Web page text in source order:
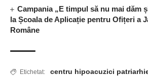
Campania „E timpul să nu mai dăm
la Școala de Aplicație pentru Ofițeri a
Române
Etichetat: centru hipoacuzici